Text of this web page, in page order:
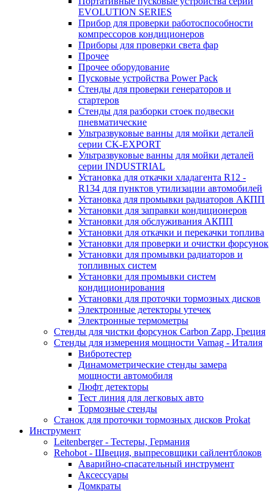
EVOLUTION SERIES
Прибор для проверки работоспособности
компрессоров кондиционеров
Приборы для проверки света фар
Прочее
Прочее оборудование
Пусковые устройства Power Pack
Стенды для проверки генераторов и
стартеров
Стенды для разборки стоек подвески
пневматические
Ультразвуковые ванны для мойки деталей
серии CK-EXPORT
Ультразвуковые ванны для мойки деталей
серии INDUSTRIAL
Установка для откачки хладагента R12 -
R134 для пунктов утилизации автомобилей
Установка для промывки радиаторов АКПП
Установки для заправки кондиционеров
Установки для обслуживания АКПП
Установки для откачки и перекачки топлива
Установки для проверки и очистки форсунок
Установки для промывки радиаторов и
топливных систем
Установки для промывки систем
кондиционирования
Установки для проточки тормозных дисков
Электронные детекторы утечек
Электронные термометры
Стенды для чистки форсунок Carbon Zapp, Греция
Стенды для измерения мощности Vamag - Италия
Вибротестер
Динамометрические стенды замера
мощности автомобиля
Люфт детекторы
Тест линия для легковых авто
Тормозные стенды
Станок для проточки тормозных дисков Prokat
Инструмент
Leitenberger - Тестеры, Германия
Rehobot - Швеция, выпресовщики сайлентблоков
Аварийно-спасательный инструмент
Аксессуары
Домкраты